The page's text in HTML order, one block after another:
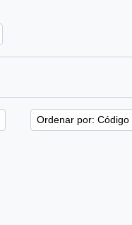
Ordenar por: Código